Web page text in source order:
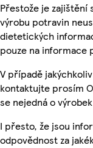
Přestože je
výrobu potravin
dietetických
pouze na informace
V případě
kontaktujte prosím
se nejedná o
I přesto, že jsou
odpovědnost za